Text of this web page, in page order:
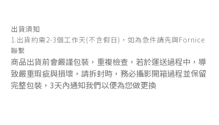
出貨須知
1.出貨約需2-3個工作天(不含假日)，如為急件請先與Fornice
聯繫
商品出貨前會嚴謹包裝，重複檢查，若於運送過程中，導
致嚴重瑕疵與損壞，請拆封時，務必攝影開箱過程並保留
完整包裝，3天內通知我們以便為您做更換